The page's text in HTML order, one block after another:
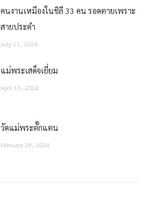
คนงานเหมืองในชิลี 33 คน รอดตายเพราะ
สายประคำ
July 11, 2024
แม่พระเสด็จเยี่ยม
April 17, 2024
วัดแม่พระตั๊กแตน
February 29, 2024